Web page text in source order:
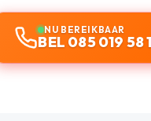
NU BEREIKBAAR
BEL 085 019 58